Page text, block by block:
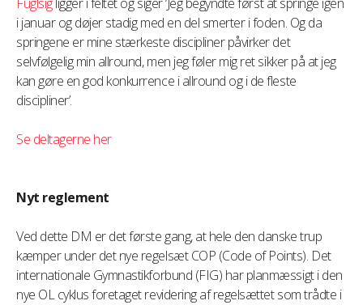
i januar og døjer stadig med en del smerter i foden. Og da
springene er mine stærkeste discipliner påvirker det
selvfølgelig min allround, men jeg føler mig ret sikker på at jeg
kan gøre en god konkurrence i allround og i de fleste
discipliner’.
Se deltagerne her
Nyt reglement
Ved dette DM er det første gang, at hele den danske trup
kæmper under det nye regelsæt COP (Code of Points). Det
internationale Gymnastikforbund (FIG) har planmæssigt i den
nye OL cyklus foretaget revidering af regelsættet som trådte i